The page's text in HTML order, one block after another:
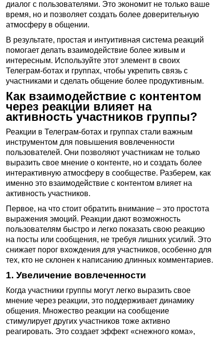
диалог с пользователями. Это экономит не только ваше
время, но и позволяет создать более доверительную
атмосферу в общении.
В результате, простая и интуитивная система реакций
помогает делать взаимодействие более живым и
интересным. Используйте этот элемент в своих
Телеграм-ботах и группах, чтобы укрепить связь с
участниками и сделать общение более продуктивным.
Как взаимодействие с контентом
через реакции влияет на
активность участников группы?
Реакции в Телеграм-ботах и группах стали важным
инструментом для повышения вовлеченности
пользователей. Они позволяют участникам не только
выразить свое мнение о контенте, но и создать более
интерактивную атмосферу в сообществе. Разберем, как
именно это взаимодействие с контентом влияет на
активность участников.
Первое, на что стоит обратить внимание – это простота
выражения эмоций. Реакции дают возможность
пользователям быстро и легко показать свою реакцию
на посты или сообщения, не требуя лишних усилий. Это
снижает порог вхождения для участников, особенно для
тех, кто не склонен к написанию длинных комментариев.
1. Увеличение вовлеченности
Когда участники группы могут легко выразить свое
мнение через реакции, это поддерживает динамику
общения. Множество реакции на сообщение
стимулирует других участников тоже активно
реагировать. Это создает эффект «снежного кома»,